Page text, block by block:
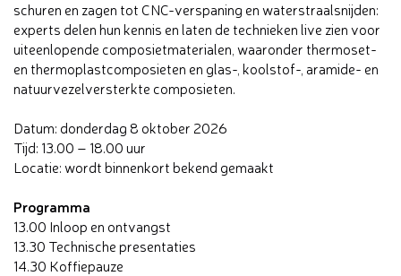
schuren en zagen tot CNC-verspaning en waterstraalsnijden:
experts delen hun kennis en laten de technieken live zien voor
uiteenlopende composietmaterialen, waaronder thermoset-
en thermoplastcomposieten en glas-, koolstof-, aramide- en
natuurvezelversterkte composieten.
Datum: donderdag 8 oktober 2026
Tijd: 13.00 – 18.00 uur
Locatie: wordt binnenkort bekend gemaakt
Programma
13.00 Inloop en ontvangst
13.30 Technische presentaties
14.30 Koffiepauze